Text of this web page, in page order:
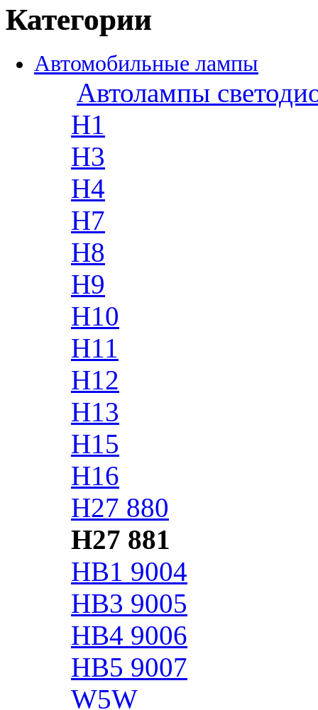
Категории
Автомобильные лампы
Автолампы
H1
H3
H4
H7
H8
H9
H10
H11
H12
H13
H15
H16
H27 880
H27 881
HB1 9004
HB3 9005
HB4 9006
HB5 9007
W5W